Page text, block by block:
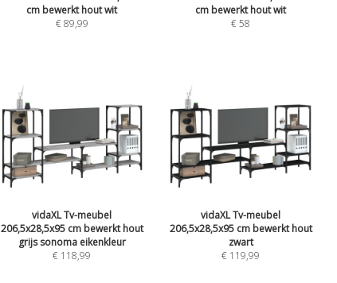
cm bewerkt hout wit
€ 89,99
cm bewerkt hout wit
€ 58
vidaXL Tv-meubel
206,5x28,5x95 cm bewerkt hout
grijs sonoma eikenkleur
€ 118,99
vidaXL Tv-meubel
206,5x28,5x95 cm bewerkt hout
zwart
€ 119,99